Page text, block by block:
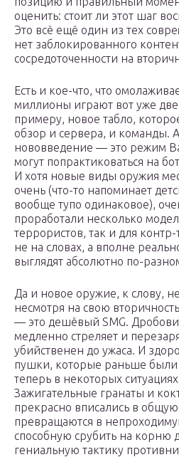
оценить: стоит ли этот шаг
Это всё ещё один из тех
нет заблокированного
сосредоточенности на
Есть и кое-что, что
миллионы играют вот уже
примеру, новое табло,
обзор и сервера, и команды.
нововведение — это режим
могут попрактиковаться на
И хотя новые виды оружия
очень (что-то напоминает
вообще тупо одинаковое),
проработали несколько
террористов, так и для
не на словах, а вполне
выглядят абсолютно по-
Да и новое оружие, к слову,
несмотря на свою
— это дешёвый SMG.
медленно стреляет и
убийственен до ужаса. И
пушки, которые раньше были
теперь в некоторых
Зажигательные гранаты и
прекрасно вписались в
превращаются в
способную срубить на корню
гениальную тактику